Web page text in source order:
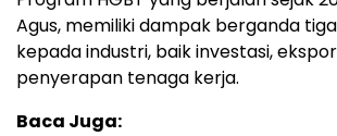
Agus, memiliki dampak berganda
kepada industri, baik investasi,
penyerapan tenaga kerja.
Baca Juga: